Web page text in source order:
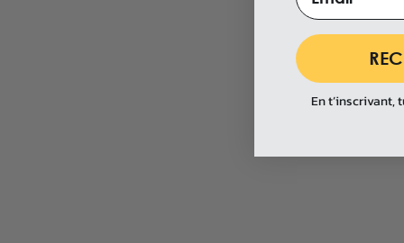
En t’inscrivant,